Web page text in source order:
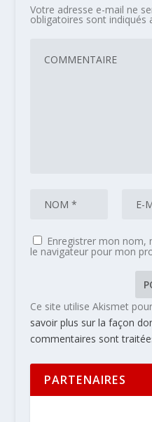
Votre adresse e-mail ne
obligatoires sont indiqués
Enregistrer mon nom,
le navigateur pour mon
Ce site utilise Akismet
savoir plus sur la façon
commentaires sont
PARTENAIRES